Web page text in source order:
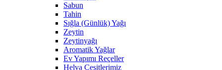
Sabun
Tahin
Sığla (Günlük) Yağı
Zeytin
Zeytinyağı
Aromatik Yağlar
Ev Yapımı Reçeller
Helva Çeşitlerimiz